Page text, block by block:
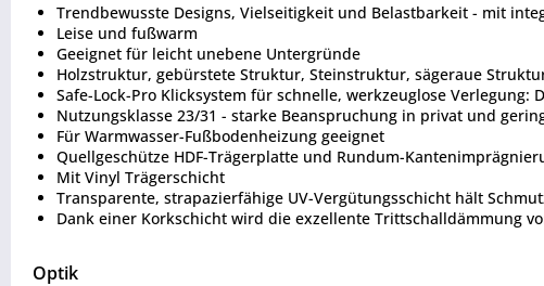
Trendbewusste Designs, Vielseitigkeit und Belastbarkeit - mit
Leise und fußwarm
Geeignet für leicht unebene Untergründe
Holzstruktur, gebürstete Struktur, Steinstruktur, sägeraue
Safe-Lock-Pro Klicksystem für schnelle, werkzeuglose
Nutzungsklasse 23/31 - starke Beanspruchung in privat und
Für Warmwasser-Fußbodenheizung geeignet
Quellgeschütze HDF-Trägerplatte und Rundum-
Mit Vinyl Trägerschicht
Transparente, strapazierfähige UV-Vergütungsschicht hält
Dank einer Korkschicht wird die exzellente Trittschalldämmung
Optik